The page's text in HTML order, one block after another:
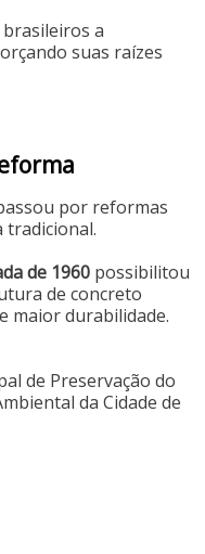
brasileiros a
suas raízes
por reformas
tradicional.
de 1960 possibilitou
de concreto
maior durabilidade.
de Preservação do
da Cidade de